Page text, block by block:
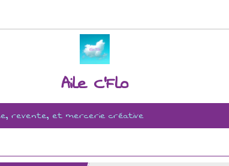
Aile C'Flo
revente, et mercerie créative